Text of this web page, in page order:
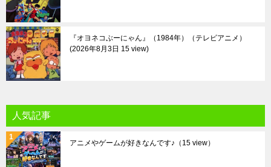
『オヨネコぶーにゃん』（1984年）（テレビアニメ）
2026年8月3日 15 view
人気記事
アニメやゲームが好きなんです♪ （15 view）